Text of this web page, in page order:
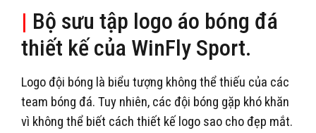
| Bộ sưu tập logo áo bóng đá
thiết kế của WinFly Sport.
Logo đội bóng là biểu tượng không thể thiếu của các
team bóng đá. Tuy nhiên, các đội bóng gặp khó khăn
vì không thể biết cách thiết kế logo sao cho đẹp mắt.